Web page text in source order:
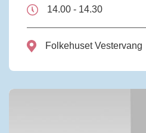
14.00 - 14.30
Folkehuset Vestervang